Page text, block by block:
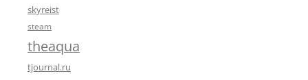
skyreist
steam
theaqua
tjournal.ru